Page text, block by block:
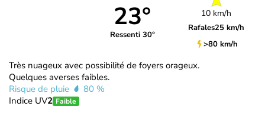
23°
Ressenti 30°
10 km/h
Rafales25 km/h
>80 km/h
Très nuageux avec possibilité de foyers orageux.
Quelques averses faibles.
Risque de pluie
80 %
Indice UV2 Faible